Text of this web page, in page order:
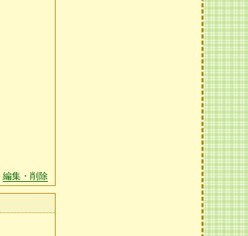
編集・削除